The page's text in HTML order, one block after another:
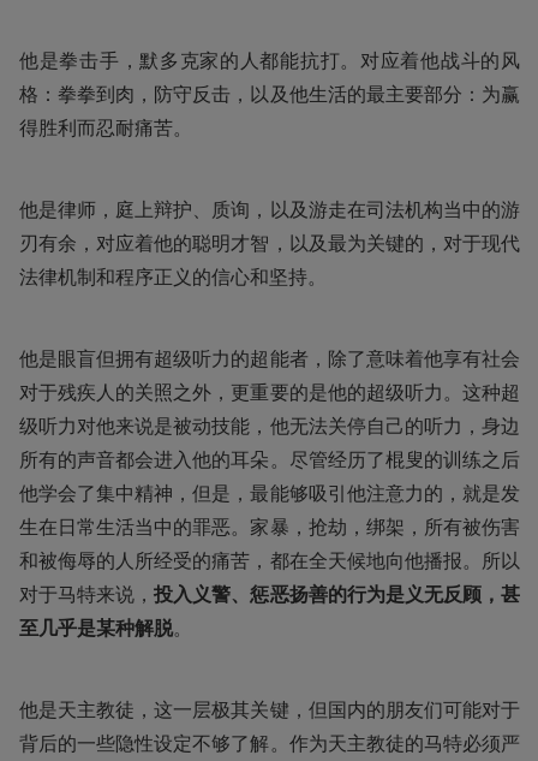
他是拳击手，默多克家的人都能抗打。对应着他战斗的风
格：拳拳到肉，防守反击，以及他生活的最主要部分：为赢
得胜利而忍耐痛苦。
他是律师，庭上辩护、质询，以及游走在司法机构当中的游
刃有余，对应着他的聪明才智，以及最为关键的，对于现代
法律机制和程序正义的信心和坚持。
他是眼盲但拥有超级听力的超能者，除了意味着他享有社会
对于残疾人的关照之外，更重要的是他的超级听力。这种超
级听力对他来说是被动技能，他无法关停自己的听力，身边
所有的声音都会进入他的耳朵。尽管经历了棍叟的训练之后
他学会了集中精神，但是，最能够吸引他注意力的，就是发
生在日常生活当中的罪恶。家暴，抢劫，绑架，所有被伤害
和被侮辱的人所经受的痛苦，都在全天候地向他播报。所以
对于马特来说，投入义警、惩恶扬善的行为是义无反顾，甚
至几乎是某种解脱。
他是天主教徒，这一层极其关键，但国内的朋友们可能对于
背后的一些隐性设定不够了解。作为天主教徒的马特必须严